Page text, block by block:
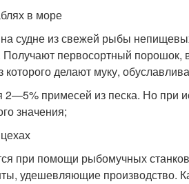
в море
судне из свежей рыбы
Получают первосортный порошок,
делают муку,
2—5% примесей из песка. Но при
значения;
при помощи рыбомучных
удешевляющие производство.